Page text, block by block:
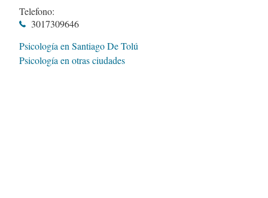
Telefono:
3017309646
Psicología en Santiago De Tolú
Psicología en otras ciudades